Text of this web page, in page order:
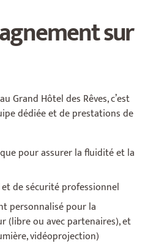
sur
Grand Hôtel des Rêves, c’est
dédiée et de prestations de
pour assurer la fluidité et la
et de sécurité professionnel
personnalisé pour la
(libre ou avec partenaires), et
vidéoprojection)